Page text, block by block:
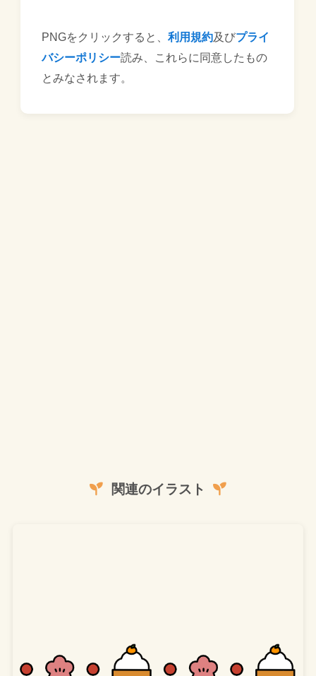
PNGをクリックすると、 利用規約及びプライ
バシーポリシー読み、これらに同意したもの
とみなされます。
関連のイラスト